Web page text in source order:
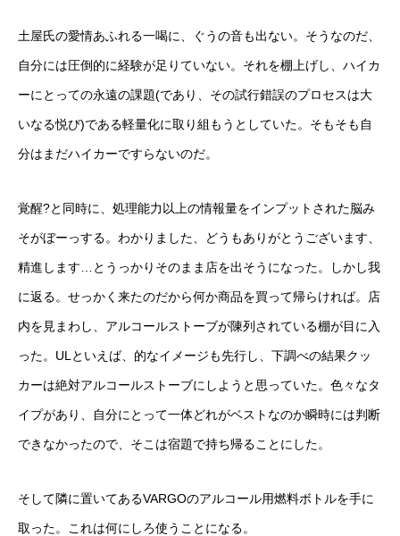
土屋氏の愛情あふれる一喝に、ぐうの音も出ない。そうなのだ、
自分には圧倒的に経験が足りていない。それを棚上げし、ハイカ
ーにとっての永遠の課題(であり、その試行錯誤のプロセスは大
いなる悦び)である軽量化に取り組もうとしていた。そもそも自
分はまだハイカーですらないのだ。
覚醒?と同時に、処理能力以上の情報量をインプットされた脳み
そがぼーっする。わかりました、どうもありがとうございます、
精進します…とうっかりそのまま店を出そうになった。しかし我
に返る。せっかく来たのだから何か商品を買って帰らければ。店
内を見まわし、アルコールストーブが陳列されている棚が目に入
った。ULといえば、的なイメージも先行し、下調べの結果クッ
カーは絶対アルコールストーブにしようと思っていた。色々なタ
イプがあり、自分にとって一体どれがベストなのか瞬時には判断
できなかったので、そこは宿題で持ち帰ることにした。
そして隣に置いてあるVARGOのアルコール用燃料ボトルを手に
取った。これは何にしろ使うことになる。